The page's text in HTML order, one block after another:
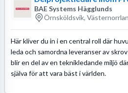
BAE Systems Hägglunds
Örnsköldsvik,
Här kliver du in i en central roll där
leda och samordna leveranser av
blir en del av en teknikledande miljö
själva för att vara bäst i världen.